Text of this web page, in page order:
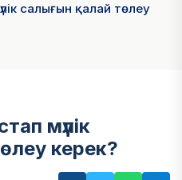
салығын қалай төлеу
мүлік
керек?